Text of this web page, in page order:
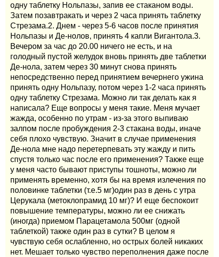
одну таблетку Нольпазы, запив ее стаканом воды.
Затем позавтракать и через 2 часа принять таблетку
Стрезама.2. Днем - через 5-6 часов после принятия
Нольпазы и Де-нолов, принять 4 капли Вигантола.3.
Вечером за час до 20.00 ничего не есть, и на
голодный пустой желудок вновь принять две таблетки
Де-нола, затем через 30 минут снова принять
непосредственно перед принятием вечернего ужина
принять одну Нольпазу, потом через 1-2 часа принять
одну таблетку Стрезама. Можно ли так делать как я
написала? Еще вопросы у меня такие. Меня мучает
жажда, особенно по утрам - из-за этого выпиваю
залпом после пробуждения 2-3 стакана воды, иначе
себя плохо чувствую. Значит в случае применения
Де-нола мне надо перетерпевать эту жажду и пить
спустя только час после его применения? Также еще
у меня часто бывают приступы тошноты, можно ли
применять временно, хотя бы на время излечения по
половинке таблетки (т.е.5 мг)один раз в день с утра
Церукала (метоклопрамид 10 мг)? И еще беспокоит
повышение температуры, можно ли ее снижать
(иногда) приемом Парацетамола 500мг (одной
таблеткой) также один раз в сутки? В целом я
чувствую себя ослабленно, но острых болей никаких
нет. Мешает только чувство переполнения даже после